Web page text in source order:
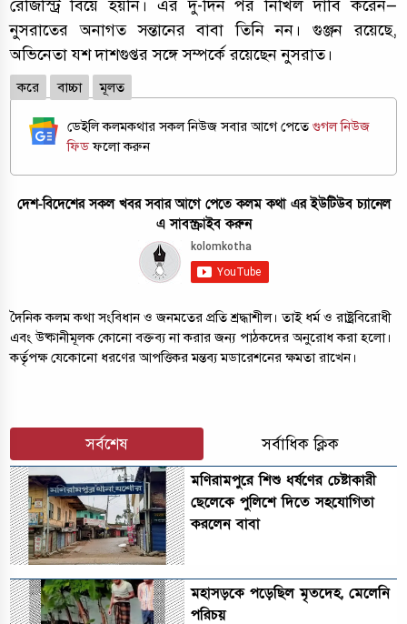
রেজিস্ট্রি বিয়ে হয়নি। এর দু-দিন পর নিখিল দাবি করেন—
নুসরাতের অনাগত সন্তানের বাবা তিনি নন। গুঞ্জন রয়েছে,
অভিনেতা যশ দাশগুপ্তর সঙ্গে সম্পর্কে রয়েছেন নুসরাত।
করে বাচ্চা মূলত
ডেইলি কলমকথার সকল নিউজ সবার আগে পেতেগুগল নিউজ
ফিডফলো করুন
দেশ-বিদেশের সকল খবর সবার আগে পেতে কলম কথা এর ইউটিউব চ্যানেল
এ সাবস্ক্রাইব করুন
দৈনিক কলম কথা সংবিধান ও জনমতের প্রতি শ্রদ্ধাশীল। তাই ধর্ম ও রাষ্ট্রবিরোধী
এবং উষ্কানীমূলক কোনো বক্তব্য না করার জন্য পাঠকদের অনুরোধ করা হলো।
কর্তৃপক্ষ যেকোনো ধরণের আপত্তিকর মন্তব্য মডারেশনের ক্ষমতা রাখেন।
সর্বশেষ সর্বাধিক ক্লিক
মণিরামপুরে শিশু ধর্ষণের চেষ্টাকারী
ছেলেকে পুলিশে দিতে সহযোগিতা
করলেন বাবা
মহাসড়কে পড়েছিল মৃতদেহ, মেলেনি
পরিচয়